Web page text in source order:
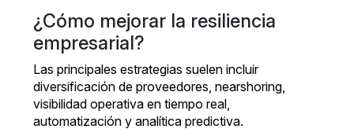
¿Cómo mejorar la resiliencia
empresarial?
Las principales estrategias suelen incluir
diversificación de proveedores, nearshoring,
visibilidad operativa en tiempo real,
automatización y analítica predictiva.